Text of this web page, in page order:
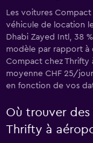
Les voitures
véhicule de location
Dhabi Zayed Intl, 38
modèle par rapport à
Compact chez Thrifty
moyenne CHF 25/
en fonction de vos
Où trouver
Thrifty à